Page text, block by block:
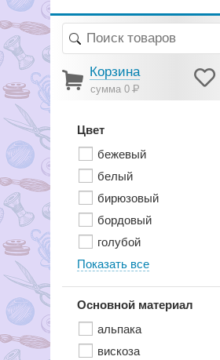
Корзина
сумма 0Р
Цвет
бежевый
белый
бирюзовый
бордовый
голубой
Показать все
Основной материал
альпака
вискоза